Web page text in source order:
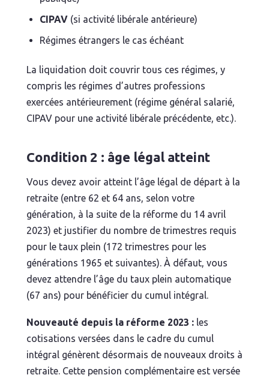
CIPAV (si activité libérale antérieure)
Régimes étrangers le cas échéant
La liquidation doit couvrir tous ces régimes, y
compris les régimes d’autres professions
exercées antérieurement (régime général salarié,
CIPAV pour une activité libérale précédente, etc.).
Condition 2 : âge légal atteint
Vous devez avoir atteint l’âge légal de départ à la
retraite (entre 62 et 64 ans, selon votre
génération, à la suite de la réforme du 14 avril
2023) et justifier du nombre de trimestres requis
pour le taux plein (172 trimestres pour les
générations 1965 et suivantes). À défaut, vous
devez attendre l’âge du taux plein automatique
(67 ans) pour bénéficier du cumul intégral.
Nouveauté depuis la réforme 2023 : les
cotisations versées dans le cadre du cumul
intégral génèrent désormais de nouveaux droits à
retraite. Cette pension complémentaire est versée